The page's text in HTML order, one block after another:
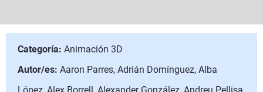
Categoría: Animación 3D
Autor/es: Aaron Parres, Adrián Domínguez, Alba